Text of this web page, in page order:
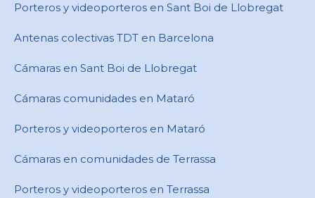
Porteros y videoporteros en ​Sant Boi de Llobregat
Antenas colectivas TDT en Barcelona
Cámaras en ​Sant Boi de Llobregat
Cámaras comunidades en Mataró
Porteros y videoporteros en Mataró
Cámaras en comunidades de Terrassa
Porteros y videoporteros en Terrassa